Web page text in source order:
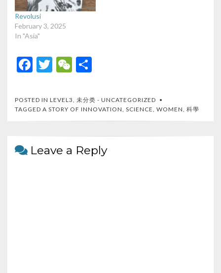
Revolusi
February 3, 2025
In "Asia"
F
e
b
o
k
T
itt
er
W
C
h
at
ar
e
POSTED IN LEVEL3 未分类 - UNCATEGORIZED
TAGGED A STORY OF INNOVATION SCIENCE WOMEN 科學
Leave a Reply